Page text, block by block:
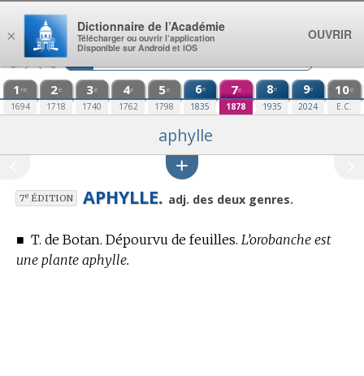
Aller au contenu
1 re
1694
2e
1718
3e
1740
4e
1762
5e
1798
6e
1835
7e
1878
8e
1935
9e
2024
10e
E.C.
aphylle
7eÉDITION APHYLLE. adj. des deux genres.
■ T. de Botan. Dépourvu de feuilles. L’orobanche est
une plante aphylle.
×
Dictionnaire de l’Académie
Télécharger ou ouvrir l’application
Disponible sur Android et iOS
OUVRIR